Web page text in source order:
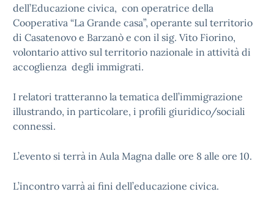
dell’Educazione civica, con operatrice della
Cooperativa “La Grande casa”, operante sul territorio
di Casatenovo e Barzanò e con il sig. Vito Fiorino,
volontario attivo sul territorio nazionale in attività di
accoglienza degli immigrati.
I relatori tratteranno la tematica dell’immigrazione
illustrando, in particolare, i profili giuridico/sociali
connessi.
L’evento si terrà in Aula Magna dalle ore 8 alle ore 10.
L’incontro varrà ai fini dell’educazione civica.